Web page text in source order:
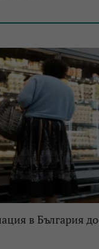
в България